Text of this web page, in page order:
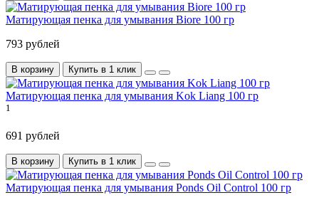
Матирующая пенка для умывания Biore 100 гр
793 рублей
В корзину Купить в 1 клик
Матирующая пенка для умывания Kok Liang 100 гр
1
691 рублей
В корзину Купить в 1 клик
Матирующая пенка для умывания Ponds Oil Control 100 гр